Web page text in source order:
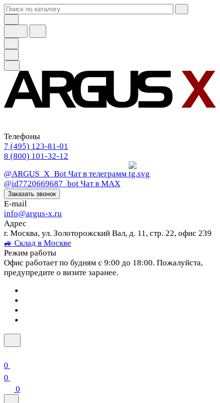
Телефоны
7 (495) 123-81-01
8 (800) 101-32-12
@ARGUS_X_Bot Чат в телеграмм
@id7720669687_bot Чат в МАХ
Заказать звонок
E-mail
info@argus-x.ru
Адрес
г. Москва, ул. Золоторожский Вал, д. 11, стр. 22, офис 239
🚙 Склад в Москве
Режим работы
Офис работает по будням с 9:00 до 18:00. Пожалуйста,
предупредите о визите заранее.
0
0
0